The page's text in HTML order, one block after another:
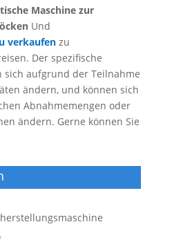
Maschine zur
Und
verkaufenzu
Der spezifische
sich aufgrund der Teilnahme
ändern, und können sich
Abnahmemengen oder
ändern. Gerne können Sie